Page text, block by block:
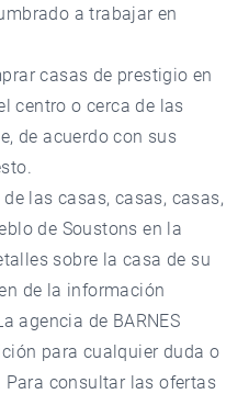
a trabajar en
casas de prestigio en
centro o cerca de las
de acuerdo con sus
las casas, casas, casas,
de Soustons en la
sobre la casa de su
de la información
agencia de BARNES
para cualquier duda o
consultar las ofertas